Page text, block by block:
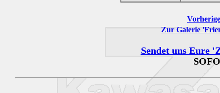
Zur Galerie
Sendet uns Eure